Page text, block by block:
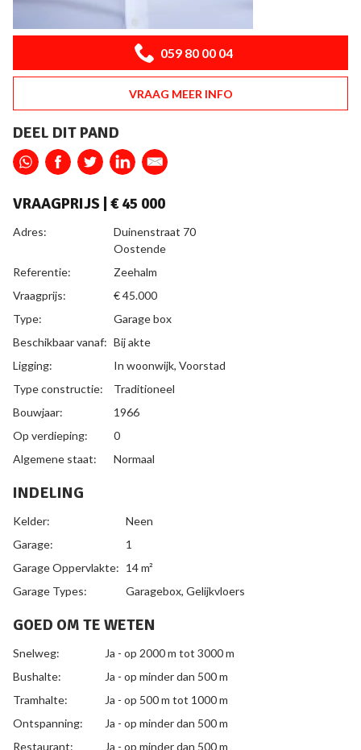
059 80 00 04
VRAAG MEER INFO
DEEL DIT PAND
VRAAGPRIJS | € 45 000
ALGEMEEN
Adres:
Duinenstraat 70
Oostende
Referentie:
Zeehalm
Vraagprijs:
€ 45.000
Type:
Garage box
Beschikbaar vanaf: Bij akte
Ligging:
In woonwijk, Voorstad
Type constructie:
Traditioneel
Bouwjaar:
1966
Op verdieping:
0
Algemene staat:
Normaal
INDELING
Kelder:
Neen
Garage:
1
Garage Oppervlakte: 14 m²
Garage Types:
Garagebox, Gelijkvloers
GOED OM TE WETEN
Snelweg:
Ja - op 2000 m tot 3000 m
Bushalte:
Ja - op minder dan 500 m
Tramhalte:
Ja - op 500 m tot 1000 m
Ontspanning:
Ja - op minder dan 500 m
Restaurant:
Ja - op minder dan 500 m